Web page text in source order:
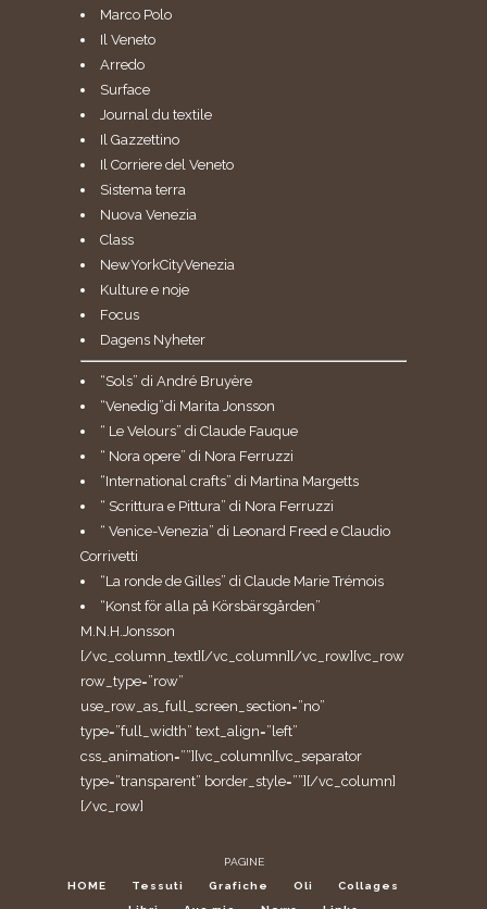
Marco Polo
Il Veneto
Arredo
Surface
Journal du textile
Il Gazzettino
Il Corriere del Veneto
Sistema terra
Nuova Venezia
Class
NewYorkCityVenezia
Kulture e noje
Focus
Dagens Nyheter
“Sols” di André Bruyère
“Venedig”di Marita Jonsson
“ Le Velours” di Claude Fauque
“ Nora opere” di Nora Ferruzzi
“International crafts” di Martina Margetts
“ Scrittura e Pittura” di Nora Ferruzzi
“ Venice-Venezia” di Leonard Freed e Claudio
Corrivetti
“La ronde de Gilles” di Claude Marie Trémois
“Konst för alla på Körsbärsgården”
M.N.H.Jonsson
[/vc_column_text][/vc_column][/vc_row][vc_row
row_type=”row”
use_row_as_full_screen_section=”no”
type=”full_width” text_align=”left”
css_animation=””][vc_column][vc_separator
type=”transparent” border_style=””][/vc_column]
[/vc_row]
PAGINE
HOME
Tessuti Grafiche Oli
Collages